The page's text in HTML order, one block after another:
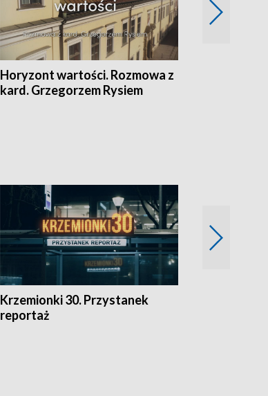
Horyzont wartości. Rozmowa z
kard. Grzegorzem Rysiem
Krzemionki 30. Przystanek
reportaż